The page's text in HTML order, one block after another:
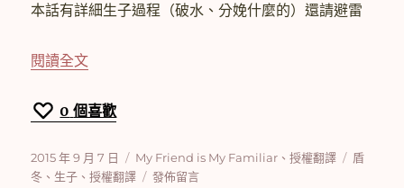
本話有詳細生子過程（破水、分娩什麼的）還請避雷
閱讀全文〈[授權翻譯]【盾冬】My Friend is My
0 個喜歡
發
佈
2015 年 9 月 7 日
分
類
My Friend is My Familiar 、授權翻譯
標
盾
冬 、 生子 、授權翻譯
在
發佈留言